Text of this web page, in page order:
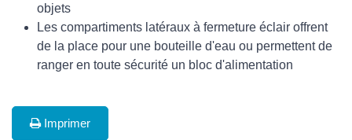
objets
Les compartiments latéraux à fermeture éclair offrent
de la place pour une bouteille d'eau ou permettent de
ranger en toute sécurité un bloc d'alimentation
Imprimer